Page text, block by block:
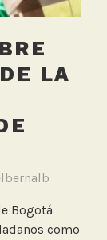
LA
Bogotá
como